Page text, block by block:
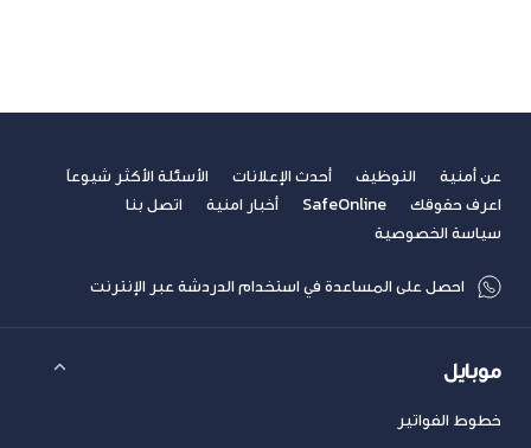
عن أمنية التوظيف أحدث الإعلانات
الأسئلة الأكثر شيوعاً
اعرف حقوقك
SafeOnline أخبار امنية
اتصل بنا
سياسة الخصوصية
احصل على المساعدة في استخدام الدردشة عبر الإنترنت
موبايل
خطوط الفواتير